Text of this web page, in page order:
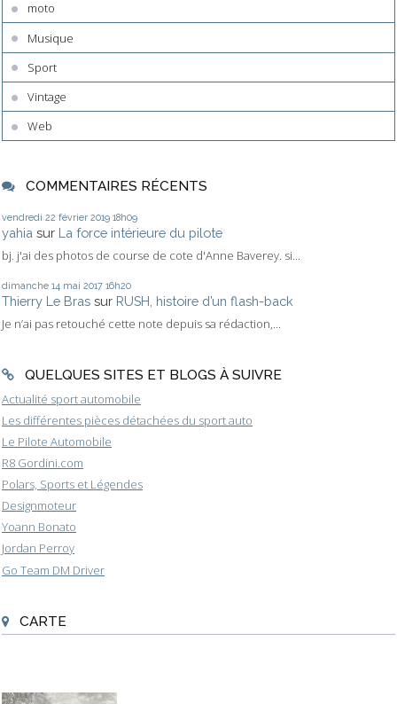
moto
Musique
Sport
Vintage
Web
COMMENTAIRES RÉCENTS
vendredi 22 février 2019 18h09
yahia sur La force intérieure du pilote
bj. j'ai des photos de course de cote d'Anne Baverey. si...
dimanche 14 mai 2017 16h20
Thierry Le Bras sur RUSH, histoire d’un flash-back
Je n’ai pas retouché cette note depuis sa rédaction,...
QUELQUES SITES ET BLOGS À SUIVRE
Actualité sport automobile
Les différentes pièces détachées du sport auto
Le Pilote Automobile
R8 Gordini.com
Polars, Sports et Légendes
Designmoteur
Yoann Bonato
Jordan Perroy
Go Team DM Driver
CARTE